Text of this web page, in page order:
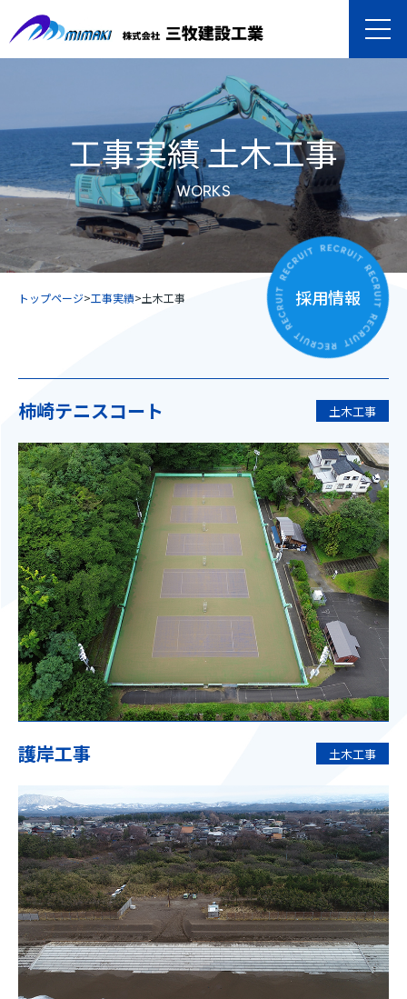
工事実績土木工事
WORKS
採用情報
トップページ>工事実績>土木工事
柿崎テニスコート 土木工事
護岸工事 土木工事